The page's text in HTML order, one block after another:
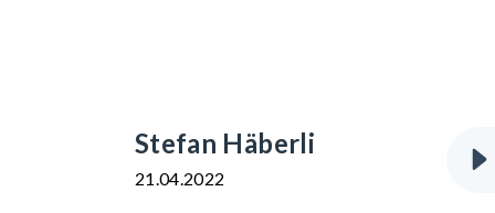
Stefan Häberli
21.04.2022